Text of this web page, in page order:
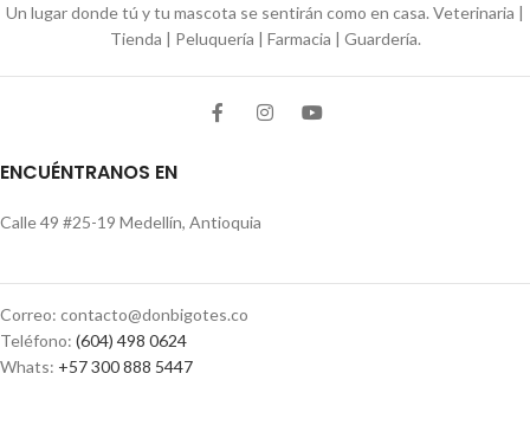
Un lugar donde tú y tu mascota se sentirán como en casa. Veterinaria |
Tienda | Peluquería | Farmacia | Guardería.
ENCUÉNTRANOS EN
Calle 49 #25-19 Medellín, Antioquia
Correo: contacto@donbigotes.co
Teléfono: (604) 498 0624
Whats: +57 300 888 5447